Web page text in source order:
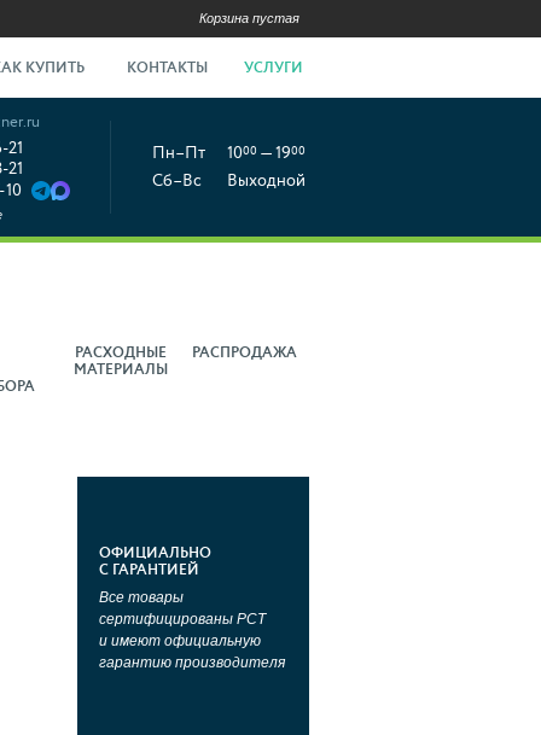
Корзина пустая
КУПИТЬ КОНТАКТЫ УСЛУГИ
21
21
10
Пн–Пт 1000 — 1900
Сб–Вс Выходной
РАСХОДНЫЕ
МАТЕРИАЛЫ
РАСПРОДАЖА
ОФИЦИАЛЬНО
С ГАРАНТИЕЙ
Все товары
сертифицированы РСТ
и имеют официальную
гарантию производителя